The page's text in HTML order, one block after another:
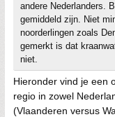
andere Nederlanders.
gemiddeld zijn. Niet
noorderlingen zoals
gemerkt is dat
niet.
Hieronder vind je een
regio in zowel
(Vlaanderen versus